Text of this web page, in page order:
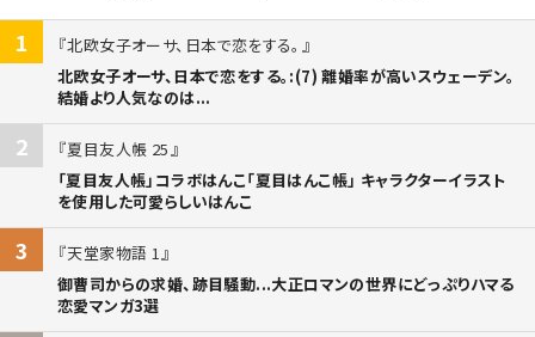
1
北欧女子オーサ、日本で恋をする。
北欧女子オーサ、日本で恋をする。:(7) 離婚率が高いスウェーデン。
結婚より人気なのは...
2
夏目友人帳 25
「夏目友人帳」コラボはんこ「夏目はんこ帳」 キャラクターイラスト
を使用した可愛らしいはんこ
3
天堂家物語 1
御曹司からの求婚、跡目騒動...大正ロマンの世界にどっぷりハマる
恋愛マンガ3選